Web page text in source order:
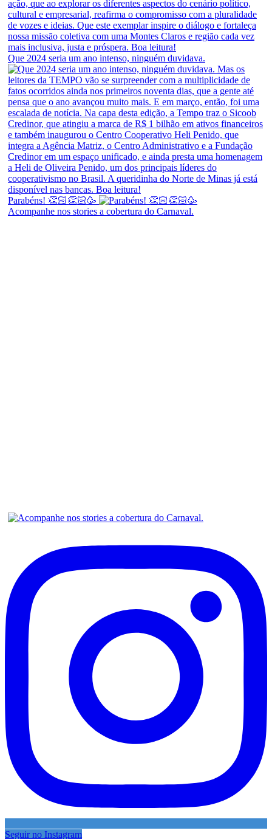
Que 2024 seria um ano intenso, ninguém duvidava.
Parabéns! 👏🏻👏🏻🥳
Acompanhe nos stories a cobertura do Carnaval.
Seguir no Instagram